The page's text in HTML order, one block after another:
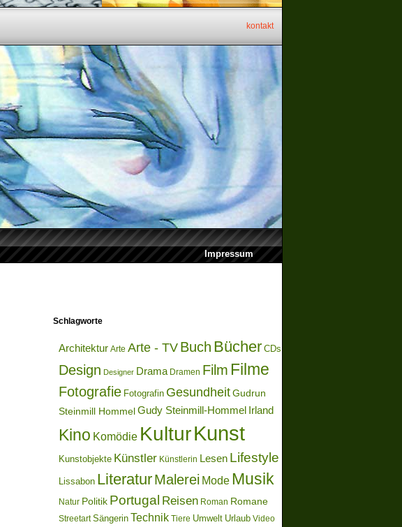
kontakt
Impressum
Schlagworte
Architektur Arte Arte - TVBuch Bücher CDs
Design Designer Drama Dramen Film Filme
Fotografie Fotografin Gesundheit Gudrun
Steinmill Hommel Gudy Steinmill-Hommel Irland
Kino Komödie KulturKunst
Kunstobjekte Künstler Künstlerin Lesen Lifestyle
Lissabon LiteraturMalerei Mode Musik
Natur Politik Portugal Reisen Roman Romane
Streetart Sängerin Technik Tiere Umwelt Urlaub Video